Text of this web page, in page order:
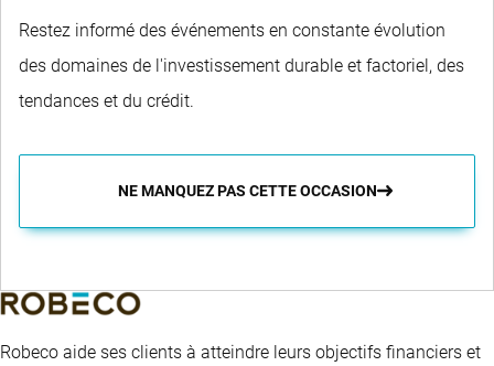
Restez informé des événements en constante évolution
des domaines de l'investissement durable et factoriel, des
tendances et du crédit.
NE MANQUEZ PAS CETTE OCCASION
Robeco aide ses clients à atteindre leurs objectifs financiers et